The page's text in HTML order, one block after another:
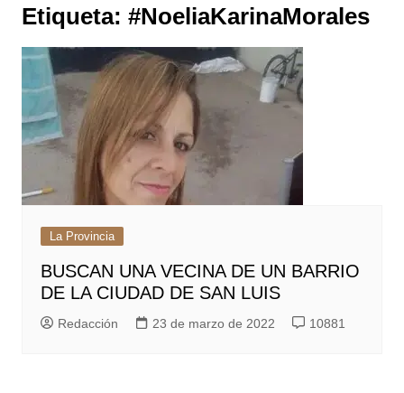
Etiqueta: #NoeliaKarinaMorales
La Provincia
BUSCAN UNA VECINA DE UN BARRIO
DE LA CIUDAD DE SAN LUIS
Redacción 23 de marzo de 2022 10881